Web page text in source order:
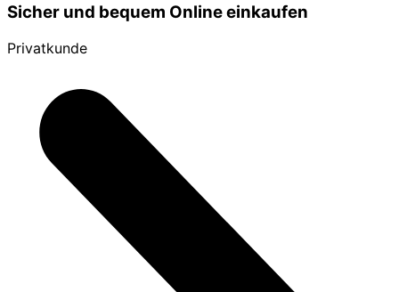
Sicher und bequem Online einkaufen
Privatkunde